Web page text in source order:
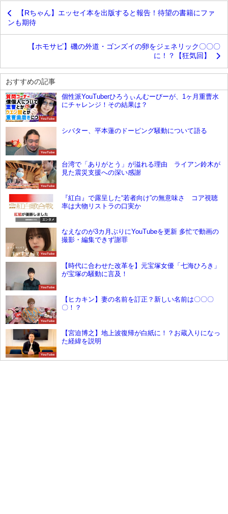
【Rちゃん】エッセイ本を出版すると報告！待望の書籍にファ
ンも期待
【ホモサピ】磯の外道・ゴンズイの卵をジェネリック〇〇〇
に！？【狂気回】
おすすめの記事
YouTube
個性派YouTuberひろうぃんむーびーが、1ヶ月重曹水
にチャレンジ！その結果は？
YouTube
シバター、平本蓮のドーピング騒動について語る
YouTube
台湾で「ありがとう」が溢れる理由 ライアン鈴木が
見た震災支援への深い感謝
エンタメ
『紅白』で露呈した“若者向け”の無意味さ コア視聴
率は大物リストラの口実か
YouTube
なえなのが3カ月ぶりにYouTubeを更新 多忙で動画の
撮影・編集できず謝罪
YouTube
【時代に合わせた改革を】元宝塚女優「七海ひろき」
が宝塚の騒動に言及！
YouTube
【ヒカキン】妻の名前を訂正？新しい名前は〇〇〇
〇！？
YouTube
【宮迫博之】地上波復帰が白紙に！？お蔵入りになっ
た経緯を説明